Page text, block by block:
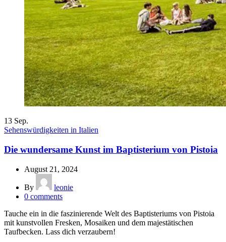
13 Sep.
Sehenswürdigkeiten in Italien
Die wundersame Kunst im Baptisterium von Pistoia
August 21, 2024
By
leonie
0 comments
Tauche ein in die faszinierende Welt des Baptisteriums von Pistoia
mit kunstvollen Fresken, Mosaiken und dem majestätischen
Taufbecken. Lass dich verzaubern!